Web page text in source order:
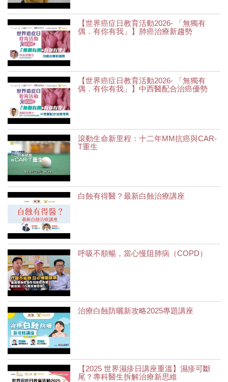
【世界癌症日教育活動2026- 「無獨有
偶．有你有我」】肺癌治療新趨勢
【世界癌症日教育活動2026- 「無獨有
偶．有你有我」】中西醫配合治癌優勢
滾動生命新里程：十二年MM抗癌與CAR-
T重生
白蝕有得醫？最新白蝕治療講座
呼吸不順暢，當心慢阻肺病（COPD）
治療白蝕防曬新攻略2025專題講座
【2025 世界濕疹日講座重溫】濕疹可斷
尾？專科醫生拆解治療新思維